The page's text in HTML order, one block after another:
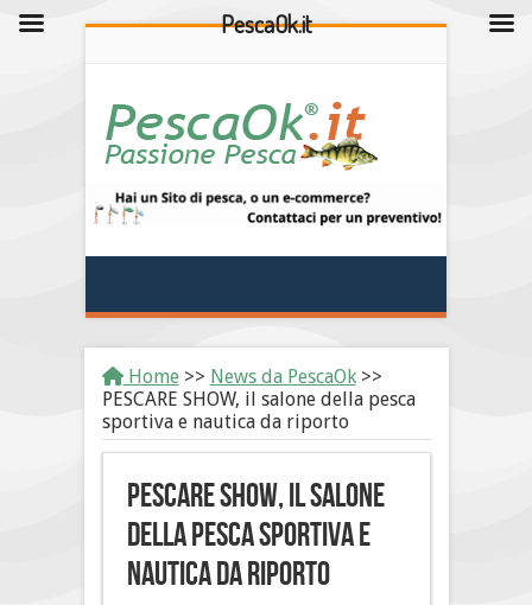
Home >> News da PescaOk>>
PESCARE SHOW, il salone della pesca
sportiva e nautica da riporto
PESCARE SHOW, il salone
della pesca sportiva e
nautica da riporto
PescaOk.it